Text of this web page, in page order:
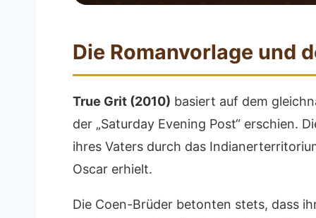
Die Romanvorlage und
True Grit (2010) basiert auf dem
der „Saturday Evening Post“ erschien.
ihres Vaters durch das
Oscar erhielt.
Die Coen-Brüder betonten stets, dass